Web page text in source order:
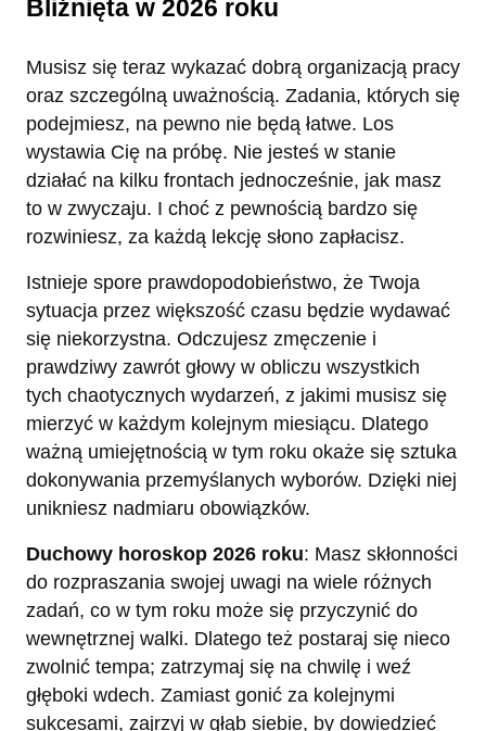
Bliźnięta w 2026 roku
Musisz się teraz wykazać dobrą organizacją pracy
oraz szczególną uważnością. Zadania, których się
podejmiesz, na pewno nie będą łatwe. Los
wystawia Cię na próbę. Nie jesteś w stanie
działać na kilku frontach jednocześnie, jak masz
to w zwyczaju. I choć z pewnością bardzo się
rozwiniesz, za każdą lekcję słono zapłacisz.
Istnieje spore prawdopodobieństwo, że Twoja
sytuacja przez większość czasu będzie wydawać
się niekorzystna. Odczujesz zmęczenie i
prawdziwy zawrót głowy w obliczu wszystkich
tych chaotycznych wydarzeń, z jakimi musisz się
mierzyć w każdym kolejnym miesiącu. Dlatego
ważną umiejętnością w tym roku okaże się sztuka
dokonywania przemyślanych wyborów. Dzięki niej
unikniesz nadmiaru obowiązków.
Duchowy horoskop 2026 roku: Masz skłonności
do rozpraszania swojej uwagi na wiele różnych
zadań, co w tym roku może się przyczynić do
wewnętrznej walki. Dlatego też postaraj się nieco
zwolnić tempa; zatrzymaj się na chwilę i weź
głęboki wdech. Zamiast gonić za kolejnymi
sukcesami, zajrzyj w głąb siebie, by dowiedzieć